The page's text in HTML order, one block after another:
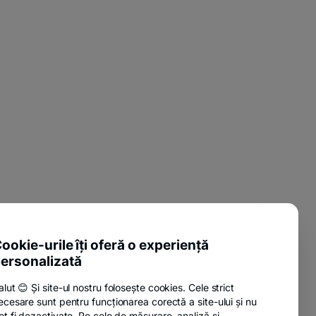
urile îți oferă o experiență
😊 Și site-ul nostru folosește cookies. Cele strict
sunt pentru funcționarea corectă a site-ului și nu